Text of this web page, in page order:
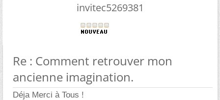
invitec5269381
Re : Comment retrouver mon
ancienne imagination.
Déja Merci à Tous !